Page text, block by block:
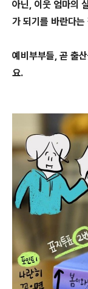
아닌, 이웃 엄마의
가 되기를 바란다
예비부부들, 곧 출
요.